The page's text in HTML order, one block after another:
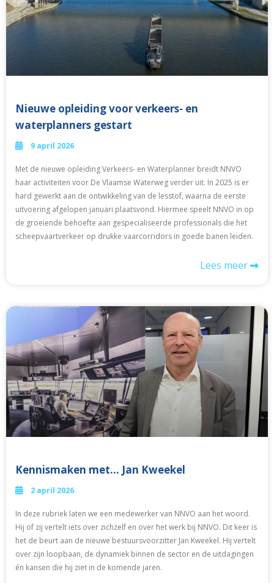
Nieuwe opleiding voor verkeers- en
waterplanners gestart
9 april 2026
Met de nieuwe opleiding Verkeers- en Waterplanner breidt NNVO
haar activiteiten voor De Vlaamse Waterweg verder uit. In 2025 is er
hard gewerkt aan de ontwikkeling van de lesstof, waarna de eerste
uitvoering afgelopen januari plaatsvond. Hiermee speelt NNVO in op
de groeiende behoefte aan gespecialiseerde professionals die het
scheepvaartverkeer op drukke vaarcorridors in goede banen leiden.
Lees meer
Kennismaken met… Jan Kweekel
2 april 2026
In deze rubriek laten we een medewerker van NNVO aan het woord.
Hij of zij vertelt iets over zichzelf en over het werk bij NNVO. Dit keer is
het de beurt aan de nieuwe bestuursvoorzitter Jan Kweekel. Hij vertelt
over zijn loopbaan, de dynamiek binnen de sector en de uitdagingen
én kansen die hij ziet in de komende jaren.